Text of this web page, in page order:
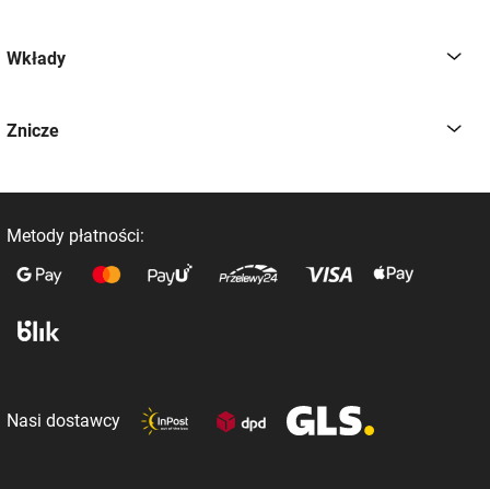
Wkłady
Znicze
Metody płatności:
Nasi dostawcy